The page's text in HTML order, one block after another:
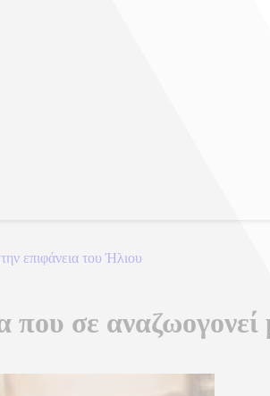
επιφάνεια του Ήλιου
σε αναζωογονεί